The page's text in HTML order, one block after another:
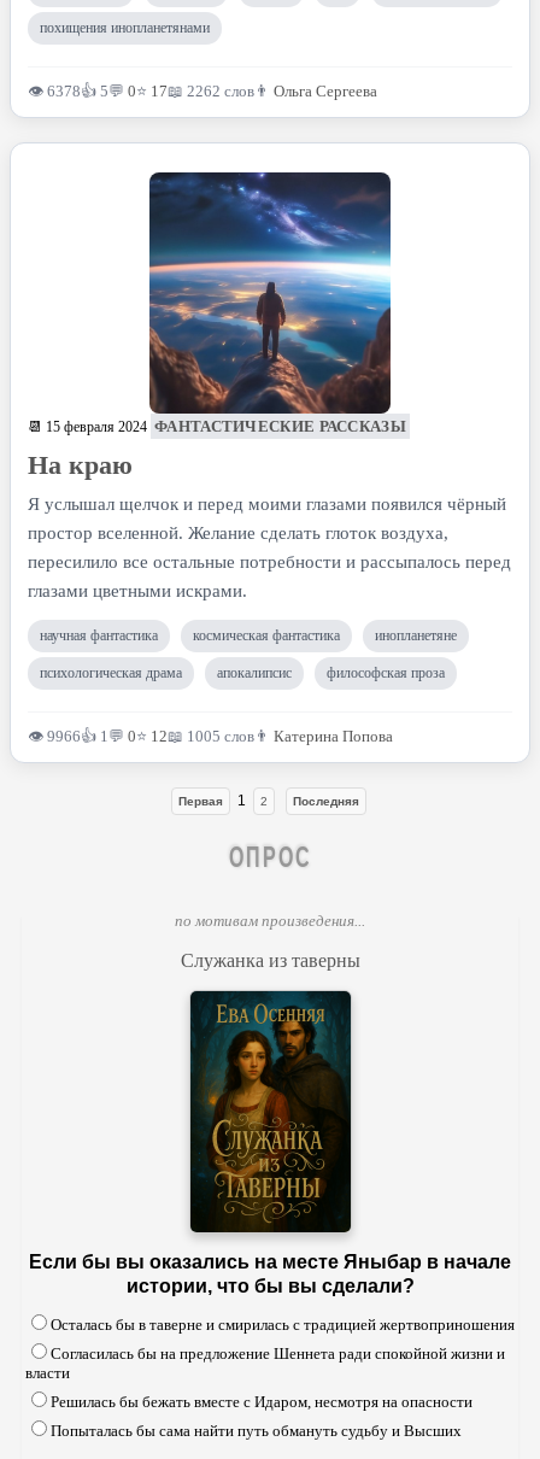
похищения инопланетянами
👁 6378👍 5💬 0⭐ 17📖 2262 слов 👨 Ольга Сергеева
📆 15 февраля 2024 ФАНТАСТИЧЕСКИЕ РАССКАЗЫ
На краю
Я услышал щелчок и перед моими глазами появился чёрный
простор вселенной. Желание сделать глоток воздуха,
пересилило все остальные потребности и рассыпалось перед
глазами цветными искрами.
научная фантастика космическая фантастика инопланетяне
психологическая драма апокалипсис философская проза
👁 9966👍 1💬 0⭐ 12📖 1005 слов 👨 Катерина Попова
Первая 1 2 Последняя
ОПРОС
по мотивам произведения...
Служанка из таверны
Если бы вы оказались на месте Яныбар в начале
истории, что бы вы сделали?
Осталась бы в таверне и смирилась с традицией жертвоприношения
Согласилась бы на предложение Шеннета ради спокойной жизни и
власти
Решилась бы бежать вместе с Идаром, несмотря на опасности
Попыталась бы сама найти путь обмануть судьбу и Высших